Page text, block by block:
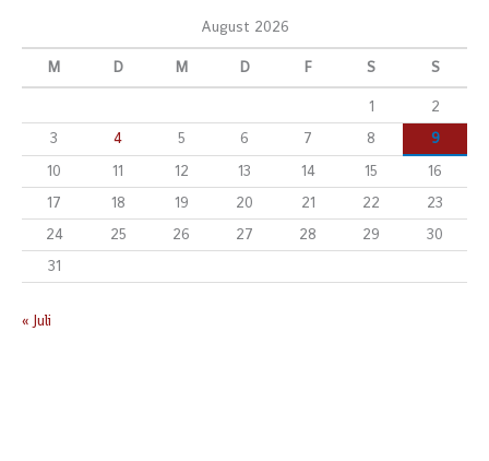
August 2026
M D M D F S S
1
2
3
4 5 6 7 8
9
10
11 12 13 14 15
16
17
18 19 20 21 22
23
24
25 26 27 28 29
30
31
« Juli